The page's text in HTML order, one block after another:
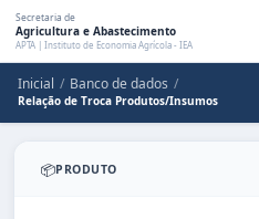
Secretaria de
Agricultura e Abastecimento
APTA | Instituto de Economia Agrícola - IEA
Inicial / Banco de dados /
Relação de Troca Produtos/Insumos
📦PRODUTO